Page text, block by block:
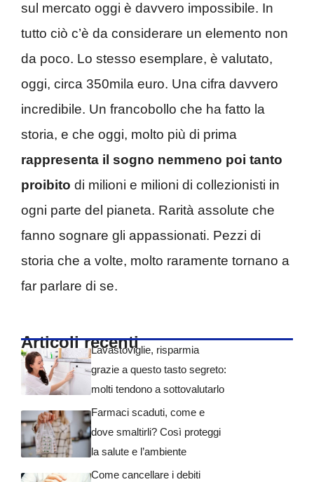
sul mercato oggi è davvero impossibile. In
tutto ciò c’è da considerare un elemento non
da poco. Lo stesso esemplare, è valutato,
oggi, circa 350mila euro. Una cifra davvero
incredibile. Un francobollo che ha fatto la
storia, e che oggi, molto più di prima
rappresenta il sogno nemmeno poi tanto
proibito di milioni e milioni di collezionisti in
ogni parte del pianeta. Rarità assolute che
fanno sognare gli appassionati. Pezzi di
storia che a volte, molto raramente tornano a
far parlare di se.
Articoli recentiLavastoviglie, risparmia
grazie a questo tasto segreto:
molti tendono a sottovalutarlo
Farmaci scaduti, come e
dove smaltirli? Così proteggi
la salute e l’ambiente
Come cancellare i debiti